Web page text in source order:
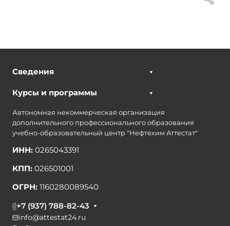
Сведения
Курсы и программы
Автономная некоммерческая организация
дополнительного профессионального образования
учебно-образовательный центр "Нефтехим Аттестат"
ИНН: 0265043391
КПП: 026501001
ОГРН: 1160280089540
+7 (937) 788-82-43
info@attestat24.ru